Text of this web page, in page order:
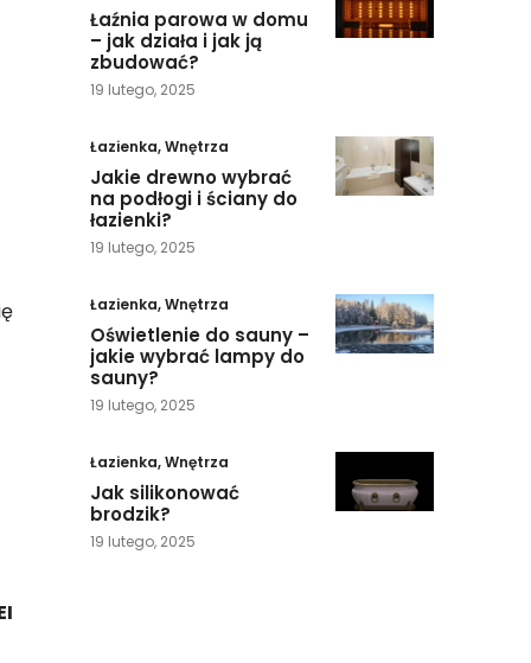
Łaźnia parowa w domu
– jak działa i jak ją
zbudować?
19 lutego, 2025
Łazienka,Wnętrza
Jakie drewno wybrać
na podłogi i ściany do
łazienki?
19 lutego, 2025
Łazienka,Wnętrza
Oświetlenie do sauny –
jakie wybrać lampy do
sauny?
19 lutego, 2025
Łazienka,Wnętrza
Jak silikonować
brodzik?
19 lutego, 2025